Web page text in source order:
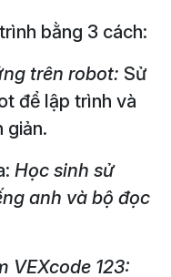
bằng 3 cách:
trên robot: Sử
để lập trình và
giản.
Học sinh sử
anh và bộ đọc
VEXcode 123: